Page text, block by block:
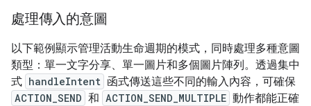
處理傳入的意圖
以下範例顯示管理活動生命週期的模式，同時處理多種意圖
類型：單一文字分享、單一圖片和多個圖片陣列。透過集中
式 handleIntent 函式傳送這些不同的輸入內容，可確保
ACTION_SEND 和 ACTION_SEND_MULTIPLE 動作都能正確